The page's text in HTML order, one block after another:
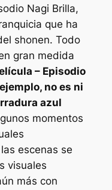
Nagi Brilla,
que ha
shonen. Todo
gran medida
– Episodio
no es ni
azul
momentos
escenas se
visuales
más con